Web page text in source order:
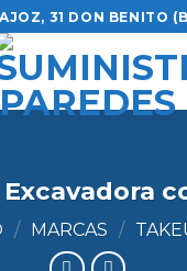
31 DON BENITO
Excavadora
/ MARCAS /